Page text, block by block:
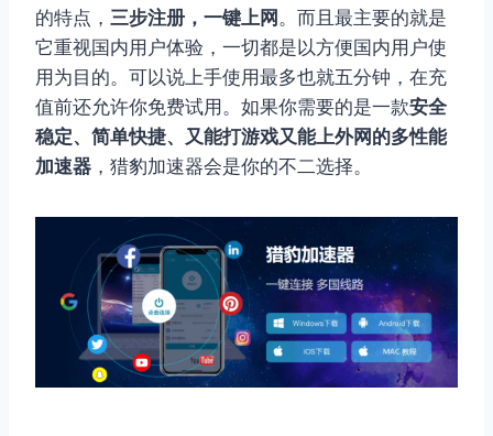
的特点， 三步注册，一键上网。而且最主要的就是
它重视国内用户体验，一切都是以方便国内用户使
用为目的。可以说上手使用最多也就五分钟，在充
值前还允许你免费试用。如果你需要的是一款安全
稳定、简单快捷、又能打游戏又能上外网的多性能
加速器 ，猎豹加速器会是你的不二选择。